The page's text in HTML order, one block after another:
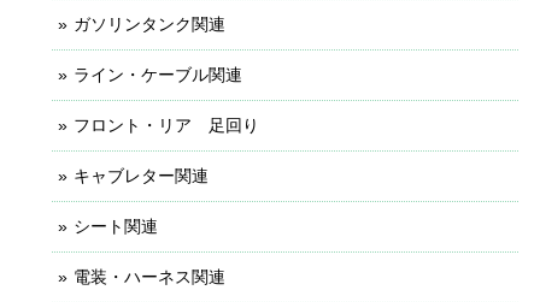
ガソリンタンク関連
ライン・ケーブル関連
フロント・リア 足回り
キャブレター関連
シート関連
電装・ハーネス関連